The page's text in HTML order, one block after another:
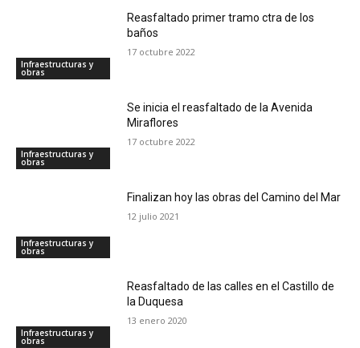
Infraestructuras y
obras
Reasfaltado primer tramo ctra de los
baños
17 octubre 2022
Infraestructuras y
obras
Se inicia el reasfaltado de la Avenida
Miraflores
17 octubre 2022
Infraestructuras y
obras
Finalizan hoy las obras del Camino del Mar
12 julio 2021
Infraestructuras y
obras
Reasfaltado de las calles en el Castillo de
la Duquesa
13 enero 2020